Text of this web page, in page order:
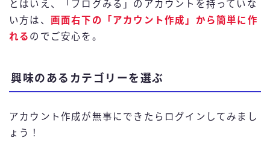
とはいえ、「ブログみる」のアカウントを持っていな
い方は、 画面右下の「アカウント作成」から簡単に作
れる のでご安心を。
興味のあるカテゴリーを選ぶ
アカウント作成が無事にできたらログインしてみまし
ょう！